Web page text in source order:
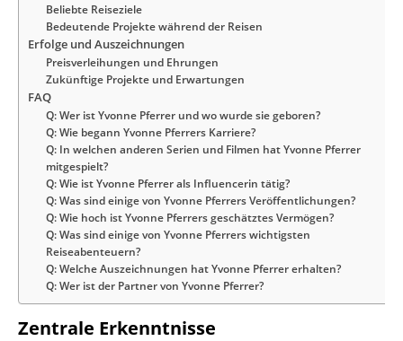
Beliebte Reiseziele
Bedeutende Projekte während der Reisen
Erfolge und Auszeichnungen
Preisverleihungen und Ehrungen
Zukünftige Projekte und Erwartungen
FAQ
Q: Wer ist Yvonne Pferrer und wo wurde sie geboren?
Q: Wie begann Yvonne Pferrers Karriere?
Q: In welchen anderen Serien und Filmen hat Yvonne Pferrer
mitgespielt?
Q: Wie ist Yvonne Pferrer als Influencerin tätig?
Q: Was sind einige von Yvonne Pferrers Veröffentlichungen?
Q: Wie hoch ist Yvonne Pferrers geschätztes Vermögen?
Q: Was sind einige von Yvonne Pferrers wichtigsten
Reiseabenteuern?
Q: Welche Auszeichnungen hat Yvonne Pferrer erhalten?
Q: Wer ist der Partner von Yvonne Pferrer?
Zentrale Erkenntnisse